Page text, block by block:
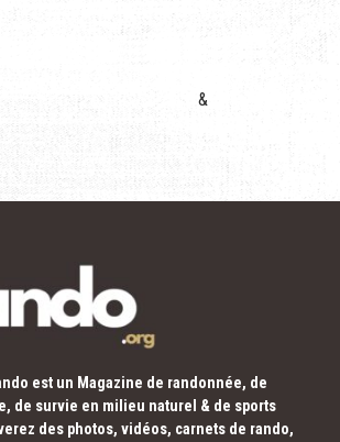
&
est un Magazine de randonnée, de
de survie en milieu naturel & de sports
des photos, vidéos, carnets de rando,